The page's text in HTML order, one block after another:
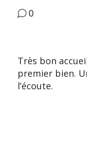
0
Très bon
premier bien.
l’écoute.